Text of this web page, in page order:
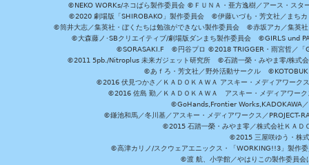
©NEKO WORKs/ネコぱら製作委員会 ©ＦＵＮＡ・亜方逸樹／アース・ス
©2020 劇場版「SHIROBAKO」製作委員会 ©伊藤いづも・芳文社／まち
©筒井大志／集英社・ぼくたちは勉強ができない製作委員会 ©赤坂アカ／集英
©大森藤ノ･SBクリエイティブ/劇場版ダンまち製作委員会 ©GIRLS und
©SORASAKI.F ©円谷プロ ©2018 TRIGGER・雨宮哲／
©2011 5pb./Nitroplus 未来ガジェット研究所 ©石踏一榮・みやま零/株式
©あｆろ・芳文社／野外活動サークル
©2016 伏見つかさ／ＫＡＤＯＫＡＷＡ アスキー・メディアワー
©2016 佐島 勤／ＫＡＤＯＫＡＷＡ アスキー・メディアワ
©GoHands,Frontier Works,KADOKAWA
©鎌池和馬／冬川基／アスキー・メディアワークス／
©2015 石踏一榮・みやま零／株式会社ＫＡＤ
©2015 三屋咲ゆう・株
©高津カリノ/スクウェアエニックス・「WORKING!!3」製作
©渡 航、小学館／やはりこの製作委員